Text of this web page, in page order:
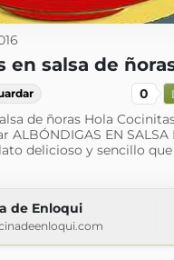
en salsa de
0
de ñoras Hola
ALBÓNDIGAS EN SALSA
delicioso y sencillo
de Enloqui